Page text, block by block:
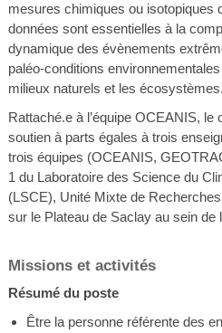
mesures chimiques ou isotopiques
données sont essentielles à la
dynamique des évènements
paléo-conditions
milieux naturels et les écosystèmes.
Rattaché.e à l’équipe OCEANIS, le
soutien à parts égales à trois
trois équipes (OCEANIS,
1 du Laboratoire des Science du
(LSCE), Unité Mixte de
sur le Plateau de Saclay au sein de
Missions et activités
Résumé du poste
Être la personne référente des